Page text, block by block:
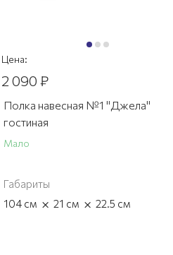
Цена:
2 090 ₽
Полка навесная №1 "Джела"
гостиная
Мало
Габариты
104 см × 21 см × 22.5 см